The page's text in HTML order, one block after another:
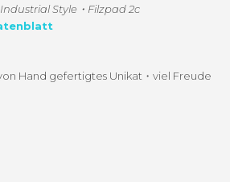
Style・Filzpad 2c
Hand gefer­tigtes Unikat・viel Freude